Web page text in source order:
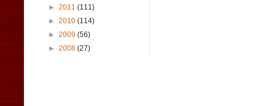
► 2011 (111)
► 2010 (114)
► 2009 (56)
► 2008 (27)